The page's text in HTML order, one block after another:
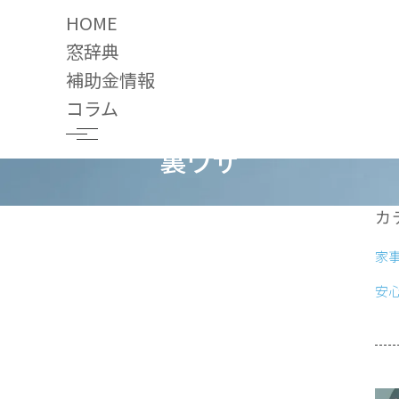
HOME
窓辞典
補助金情報
コラム
裏ワザ
カ
家
安